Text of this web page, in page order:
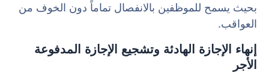
بحيث يسمح للموظفين بالانفصال تماماً دون الخوف من
العواقب.
إنهاء الإجازة الهادئة وتشجيع الإجازة المدفوعة
الأجر